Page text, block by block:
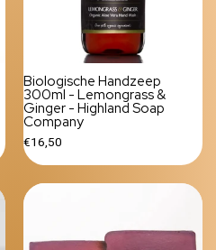
Biologische Handzeep
300ml - Lemongrass &
Ginger - Highland Soap
Company
€16,50